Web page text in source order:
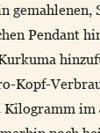
gemahlenen,
Pendant
Kopf-
Kilogramm